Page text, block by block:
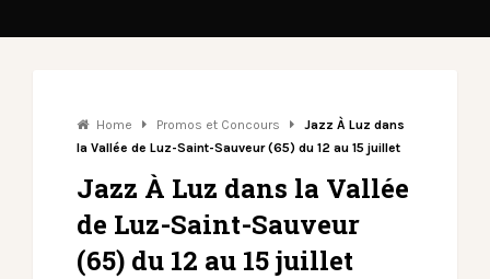
Home Promos et Concours
Jazz À Luz dans
la Vallée de Luz-Saint-Sauveur (65) du 12 au 15 juillet
Jazz À Luz dans la Vallée
de Luz-Saint-Sauveur
(65) du 12 au 15 juillet